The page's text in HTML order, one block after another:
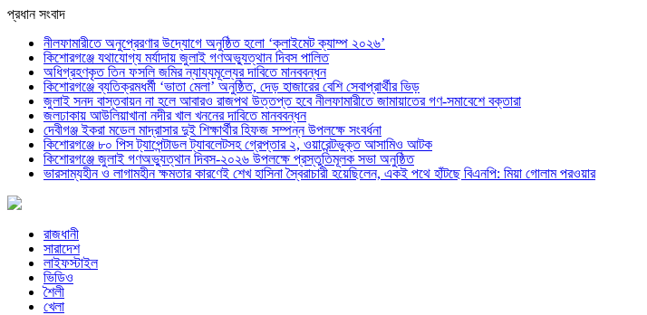
প্রধান সংবাদ
নীলফামারীতে অনুপ্রেরণার উদ্যোগে অনুষ্ঠিত হলো ‘ক্লাইমেট ক্যাম্প ২০২৬’
কিশোরগঞ্জে যথাযোগ্য মর্যাদায় জুলাই গণঅভ্যুত্থান দিবস পালিত
অধিগ্রহণকৃত তিন ফসলি জমির ন্যায্যমূল্যের দাবিতে মানববন্ধন
কিশোরগঞ্জে ব্যতিক্রমধর্মী ‘ভাতা মেলা’ অনুষ্ঠিত, দেড় হাজারের বেশি সেবাপ্রার্থীর ভিড়
জুলাই সনদ বাস্তবায়ন না হলে আবারও রাজপথ উত্তপ্ত হবে নীলফামারীতে জামায়াতের গণ-সমাবেশে বক্তারা
জলঢাকায় আউলিয়াখানা নদীর খাল খননের দাবিতে মানববন্ধন
দেবীগঞ্জ ইকরা মডেল মাদ্রাসার দুই শিক্ষার্থীর হিফজ সম্পন্ন উপলক্ষে সংবর্ধনা
কিশোরগঞ্জে ৮০ পিস ট্যাপেন্টাডল ট্যাবলেটসহ গ্রেপ্তার ২, ওয়ারেন্টভুক্ত আসামিও আটক
কিশোরগঞ্জে জুলাই গণঅভ্যুত্থান দিবস-২০২৬ উপলক্ষে প্রস্তুতিমূলক সভা অনুষ্ঠিত
ভারসাম্যহীন ও লাগামহীন ক্ষমতার কারণেই শেখ হাসিনা স্বৈরাচারী হয়েছিলেন, একই পথে হাঁটছে বিএনপি: মিয়া গোলাম পরওয়ার
রাজধানী
সারাদেশ
লাইফস্টাইল
ভিডিও
শৈলী
খেলা